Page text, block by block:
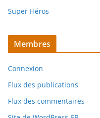
Super Héros
Membres
Connexion
Flux des publications
Flux des commentaires